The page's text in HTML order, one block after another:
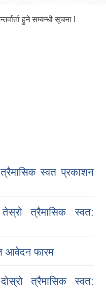
हुने सम्बन्धी सूचना !
स्वत प्रकाशन
त्रैमासिक स्वत:
आवेदन फारम
त्रैमासिक स्वत: